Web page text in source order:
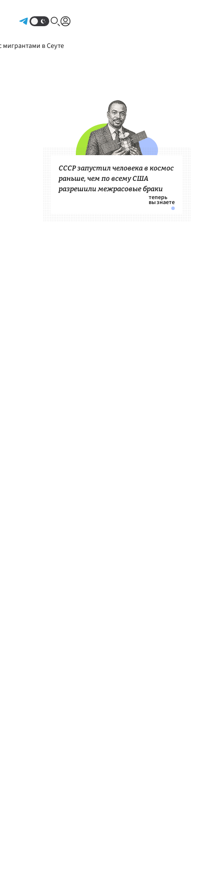
мигрантами в Сеуте
СССР запустил человека в космос
раньше, чем по всему США
разрешили межрасовые браки